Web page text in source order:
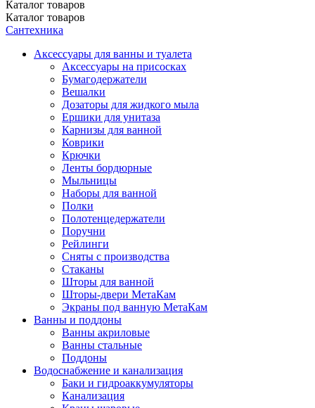
Каталог товаров
Каталог товаров
Сантехника
Аксессуары для ванны и туалета
Аксессуары на присосках
Бумагодержатели
Вешалки
Дозаторы для жидкого мыла
Ершики для унитаза
Карнизы для ванной
Коврики
Крючки
Ленты бордюрные
Мыльницы
Наборы для ванной
Полки
Полотенцедержатели
Поручни
Рейлинги
Сняты с производства
Стаканы
Шторы для ванной
Шторы-двери МетаКам
Экраны под ванную МетаКам
Ванны и поддоны
Ванны акриловые
Ванны стальные
Поддоны
Водоснабжение и канализация
Баки и гидроаккумуляторы
Канализация